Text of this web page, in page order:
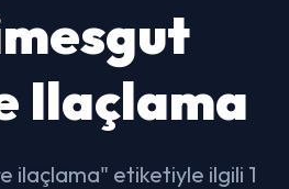
Ilaçlama
ilaçlama" etiketiyle ilgili 1